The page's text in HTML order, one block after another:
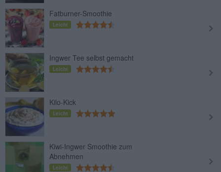
Fatburner-Smoothie
Leicht
Ingwer Tee selbst gemacht
Leicht
Kilo-Kick
Leicht
Kiwi-Ingwer Smoothie zum
Abnehmen
Leicht